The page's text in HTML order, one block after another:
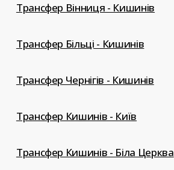
Трансфер Вінниця - Кишинів
Трансфер Більці - Кишинів
Трансфер Чернігів - Кишинів
Трансфер Кишинів - Київ
Трансфер Кишинів - Біла Церква